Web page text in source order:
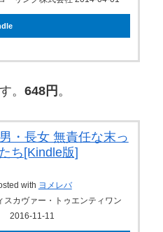
。 648円 。
・長女 無責任な末っ
ち[Kindle版]
with ヨメレバ
スカヴァー・トゥエンティワン
2016-11-11